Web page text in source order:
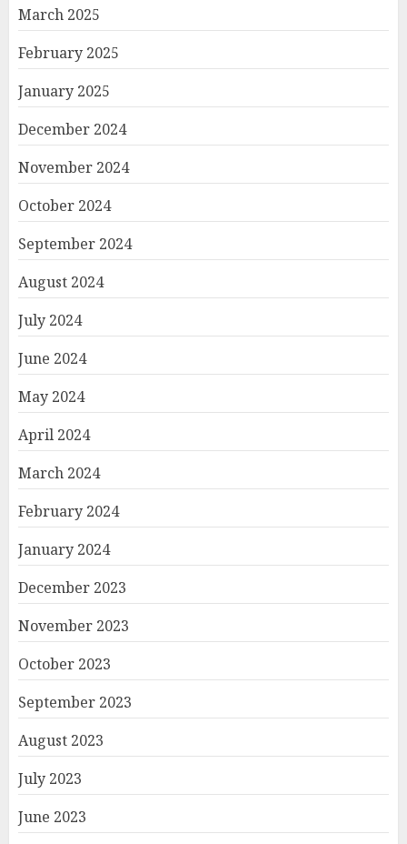
March 2025
February 2025
January 2025
December 2024
November 2024
October 2024
September 2024
August 2024
July 2024
June 2024
May 2024
April 2024
March 2024
February 2024
January 2024
December 2023
November 2023
October 2023
September 2023
August 2023
July 2023
June 2023